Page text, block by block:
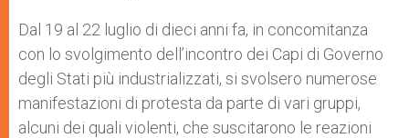
p
p
g
e
r
o
k
r
Dal 19 al 22 luglio di dieci anni fa, in concomitanza
con lo svolgimento dell’incontro dei Capi di Governo
degli Stati più industrializzati, si svolsero numerose
manifestazioni di protesta da parte di vari gruppi,
alcuni dei quali violenti, che suscitarono le reazioni